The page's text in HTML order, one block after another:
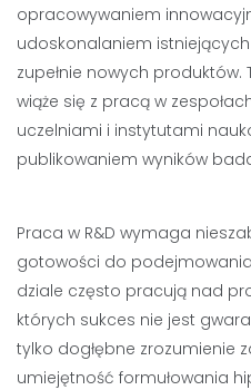
opracowywaniem
udoskonalaniem
zupełnie nowych produktów.
wiąże się z pracą w
uczelniami i instytutami
publikowaniem wyników
Praca w R&D wymaga
gotowości do
dziale często pracują nad
których sukces nie jest
tylko dogłębne zrozumienie
umiejętność formułowania